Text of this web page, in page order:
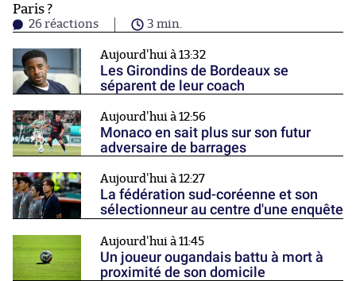
Paris ?
26 réactions 3 min.
Aujourd'hui à 13:32
Les Girondins de Bordeaux se
séparent de leur coach
Aujourd'hui à 12:56
Monaco en sait plus sur son futur
adversaire de barrages
Aujourd'hui à 12:27
La fédération sud-coréenne et son
sélectionneur au centre d'une enquête
Aujourd'hui à 11:45
Un joueur ougandais battu à mort à
proximité de son domicile